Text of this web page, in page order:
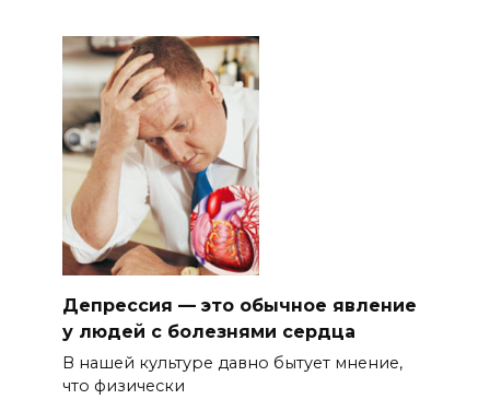
Депрессия — это обычное явление
у людей с болезнями сердца
В нашей культуре давно бытует мнение,
что физически